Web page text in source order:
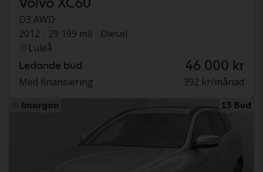
D3 AWD
2012
29 199 mil
Diesel
Luleå
Ledande bud 46 000 kr
Med finansiering 392 kr/månad
Imorgon 13 Bud